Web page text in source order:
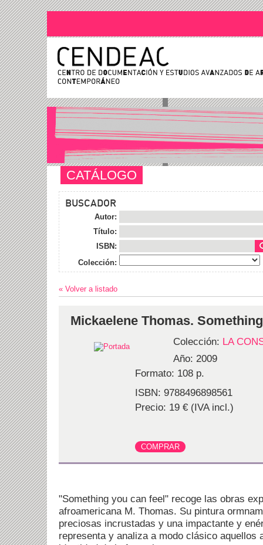
CATÁLOGO
BUSCADOR
Autor:
Título:
ISBN:
Colección:
« Volver a listado
Mickaelene Thomas.
Colección: LA
Año: 2009
Formato: 108 p.
ISBN: 9788496898561
Precio: 19 € (IVA incl.)
"Something you can feel" recoge las obras
afroamericana M. Thomas. Su pintura
preciosas incrustadas y una impactante y
representa y analiza a modo clásico aquellos